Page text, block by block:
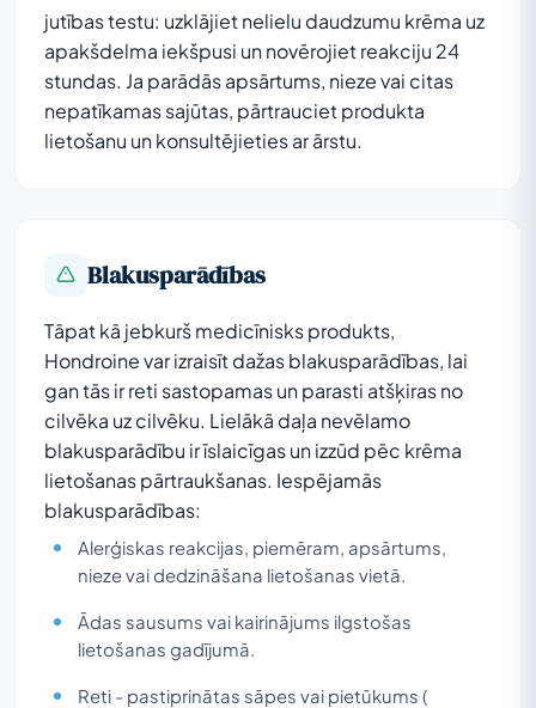
jutības testu: uzklājiet nelielu daudzumu krēma uz
apakšdelma iekšpusi un novērojiet reakciju 24
stundas. Ja parādās apsārtums, nieze vai citas
nepatīkamas sajūtas, pārtrauciet produkta
lietošanu un konsultējieties ar ārstu.
Blakusparādības
Tāpat kā jebkurš medicīnisks produkts,
Hondroine var izraisīt dažas blakusparādības, lai
gan tās ir reti sastopamas un parasti atšķiras no
cilvēka uz cilvēku. Lielākā daļa nevēlamo
blakusparādību ir īslaicīgas un izzūd pēc krēma
lietošanas pārtraukšanas. Iespējamās
blakusparādības:
Alerģiskas reakcijas, piemēram, apsārtums,
nieze vai dedzināšana lietošanas vietā.
Ādas sausums vai kairinājums ilgstošas
lietošanas gadījumā.
Reti - pastiprinātas sāpes vai pietūkums (